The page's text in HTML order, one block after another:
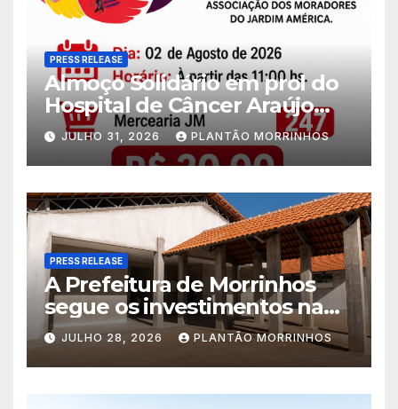
PRESS RELEASE
Almoço Solidário em prol do
Hospital de Câncer Araújo
Jorge é realizado no Jardim
América
JULHO 31, 2026 PLANTÃO MORRINHOS
PRESS RELEASE
A Prefeitura de Morrinhos
segue os investimentos na
educação. A obra da Escola
Municipal Eudóxio de
Figueiredo avança em ritmo
acelerado e já ganha forma.
JULHO 28, 2026 PLANTÃO MORRINHOS